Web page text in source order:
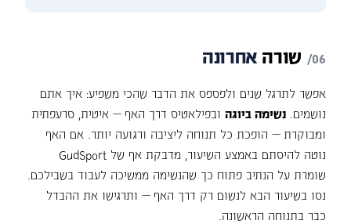
שורה אחרונה
אפשר לתרגל שנים ולפספס את הדבר שהכי משפיע: איך אתם
נושמים. נשימה ביוגה ובפילאטיס דרך האף — איטית, סרעפתית
ומבוקרת — הופכת כל תנוחה ליציבה ורגועה יותר. אם האף
נוטה להיסתם באמצע השיעור, מדבקת אף של GudSport
שומרת על הנתיב פתוח כך שהנשימה ממשיכה לעבוד בשבילכם.
נסו בשיעור הבא לנשום רק דרך האף — ותרגישו את ההבדל
כבר בתנוחה הראשונה.